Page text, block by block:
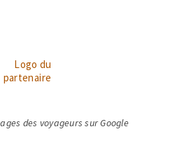
des voyageurs sur Google